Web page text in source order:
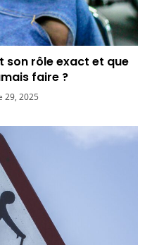
son rôle exact et que
faire ?
29, 2025